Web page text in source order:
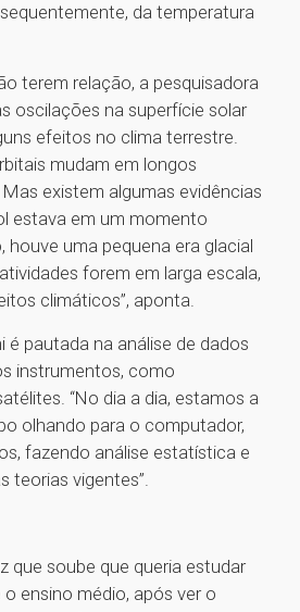
da temperatura
terem relação, a pesquisadora
oscilações na superfície solar
efeitos no clima terrestre.
mudam em longos
existem algumas evidências
estava em um momento
houve uma pequena era glacial
forem em larga escala,
climáticos”, aponta.
é pautada na análise de dados
instrumentos, como
“No dia a dia, estamos a
olhando para o computador,
fazendo análise estatística e
teorias vigentes”.
que soube que queria estudar
ensino médio, após ver o